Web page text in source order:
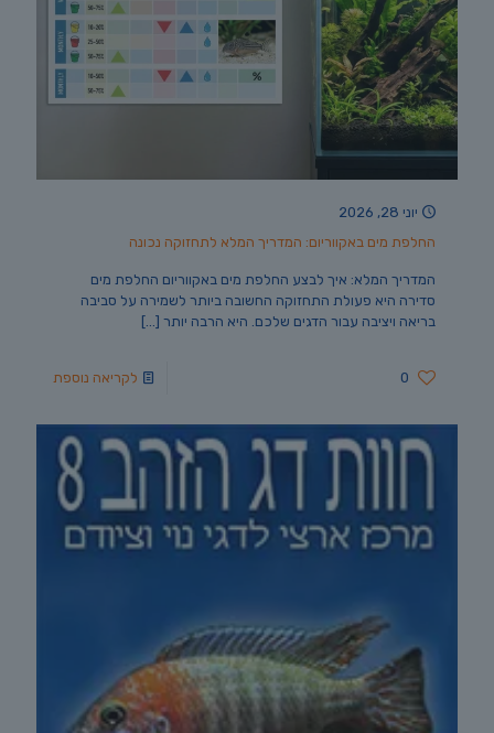
יוני 28, 2026
החלפת מים באקווריום: המדריך המלא לתחזוקה נכונה
המדריך המלא: איך לבצע החלפת מים באקווריום החלפת מים
סדירה היא פעולת התחזוקה החשובה ביותר לשמירה על סביבה
בריאה ויציבה עבור הדגים שלכם. היא הרבה יותר […]
0 לקריאה נוספת